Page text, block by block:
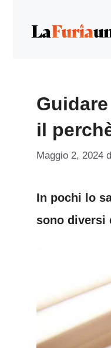
il
Maggio 2, 2024
In pochi lo
sono diversi